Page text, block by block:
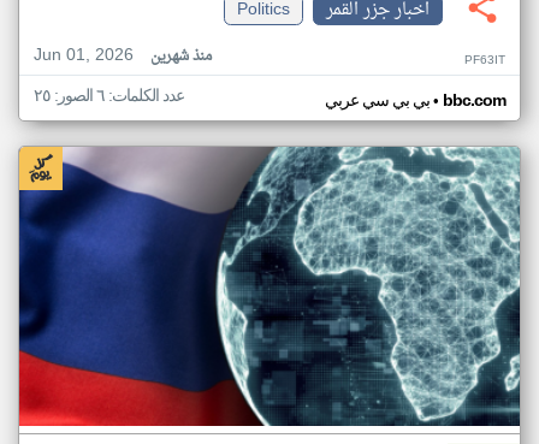
اخبار جزر القمر
Politics
Jun 01, 2026
منذ شهرين PF63IT
بي بي سي عربي• bbc.com عدد الكلمات: ٦ الصور: ٢٥